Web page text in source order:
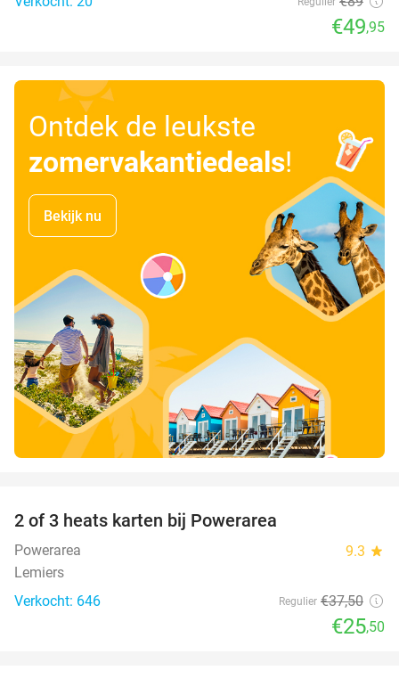
€49,95
Ontdek de leukste
zomervakantiedeals!
Bekijk nu
2 of 3 heats karten bij Powerarea
Powerarea 9.3 star
Lemiers
Verkocht: 646
Regulier €37,50
€25,50